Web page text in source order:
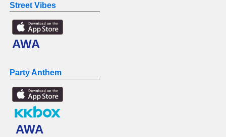
Street Vibes
AWA
Party Anthem
AWA